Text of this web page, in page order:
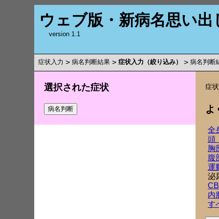
ウェブ版・新病名思い出
version 1.1
症状入力 > 病名判断結果 > 症状入力（絞り込み） > 病名判断
選択された症状 症
よ
全
頭
胸
腹
運
泌
内
す